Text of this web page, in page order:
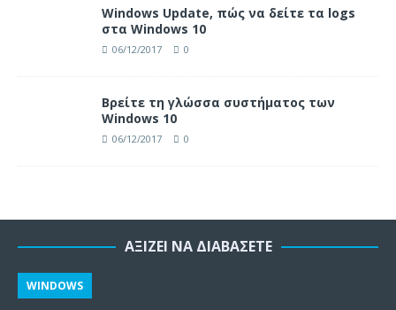
Windows Update, πώς να δείτε τα logs
στα Windows 10
06/12/2017 0
Βρείτε τη γλώσσα συστήματος των
Windows 10
06/12/2017 0
ΑΞΊΖΕΙ ΝΑ ΔΙΑΒΆΣΕΤΕ
WINDOWS